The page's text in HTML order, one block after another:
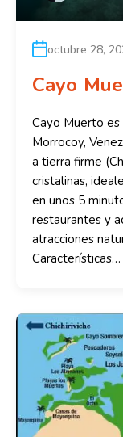
octubre 28,
Cayo
Cayo Muerto es
Morrocoy,
a tierra firme
cristalinas,
en unos 5
restaurantes y
atracciones
Características…